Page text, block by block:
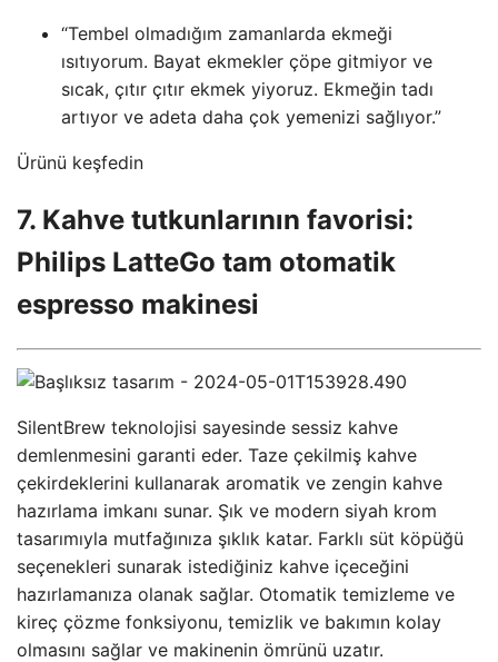
“Tembel olmadığım zamanlarda ekmeği
ısıtıyorum. Bayat ekmekler çöpe gitmiyor ve
sıcak, çıtır çıtır ekmek yiyoruz. Ekmeğin tadı
artıyor ve adeta daha çok yemenizi sağlıyor.”
Ürünü keşfedin
7. Kahve tutkunlarının favorisi:
Philips LatteGo tam otomatik
espresso makinesi
SilentBrew teknolojisi sayesinde sessiz kahve
demlenmesini garanti eder. Taze çekilmiş kahve
çekirdeklerini kullanarak aromatik ve zengin kahve
hazırlama imkanı sunar. Şık ve modern siyah krom
tasarımıyla mutfağınıza şıklık katar. Farklı süt köpüğü
seçenekleri sunarak istediğiniz kahve içeceğini
hazırlamanıza olanak sağlar. Otomatik temizleme ve
kireç çözme fonksiyonu, temizlik ve bakımın kolay
olmasını sağlar ve makinenin ömrünü uzatır.